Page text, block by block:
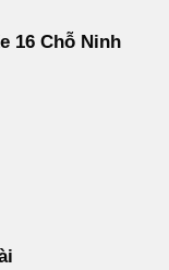
16 Chỗ Ninh